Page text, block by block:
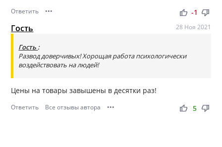
Ответить ••• thumb_up thumb_down
-1
Гость 28 Ноя 2021
Гость :
Развод доверчивых! Хорощая работа психологически
воздействовать на людей!
Цены на товары завышены в десятки раз!
Ответить Все отзывы автора ••• thumb_up thumb_down
5